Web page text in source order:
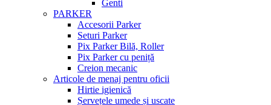
Genti
PARKER
Accesorii Parker
Seturi Parker
Pix Parker Bilă, Roller
Pix Parker cu peniță
Creion mecanic
Articole de menaj pentru oficii
Hirtie igienică
Șervețele umede și uscate